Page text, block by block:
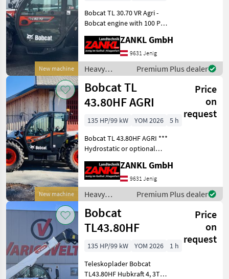
New machine
Bobcat TL 30.70 VR Agri -
Bobcat engine with 100 PS -
Payload at max. reach 1,
050 kg - Lift height 670 cm -
Curb weight: 5, 565 kg - 40
km
ZANKL GmbH
9631 Jenig
Heavy
equipment/
construction
machines /
Bobcat
Premium Plus dealer
New machine
Bobcat TL
43.80HF AGRI
Price
on
request
135 HP/99 kW YOM 2026
5 h
Bobcat TL 43.80HF AGRI ***
Hydrostatic or optional
power-split CVT
transmission available -
Available on short notice
upon request - Bobca
ZANKL GmbH
9631 Jenig
Heavy
equipment/
construction
machines /
Bobcat
Premium Plus dealer
Bobcat
TL43.80HF
Price
on
request
135 HP/99 kW YOM 2026
1 h
Teleskoplader Bobcat
TL43.80HF Hubkraft 4, 3T